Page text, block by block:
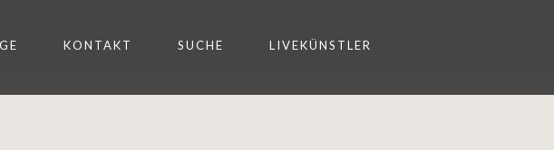
KONTAKT SUCHE LIVEKÜNSTLER